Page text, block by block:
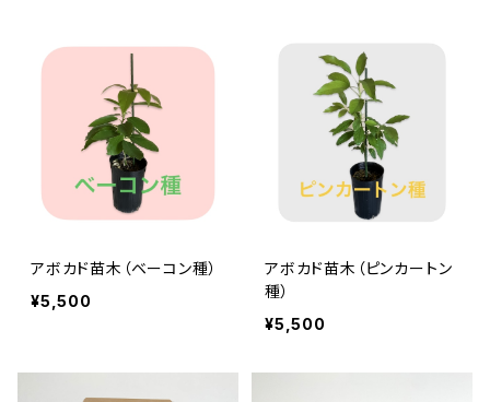
アボカド苗木（ベーコン種）
¥5,500
アボカド苗木（ピンカートン
種）
¥5,500